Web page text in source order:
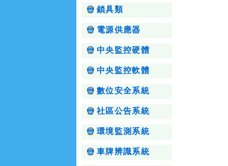
鎖具類
電源供應器
中央監控硬體
中央監控軟體
數位安全系統
社區公告系統
環境監測系統
車牌辨識系統